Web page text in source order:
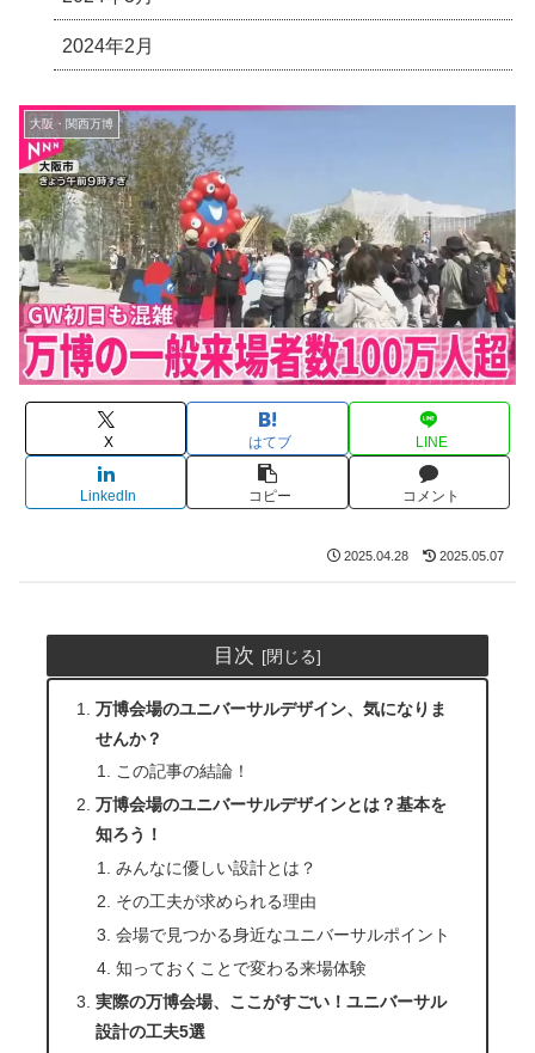
2024年2月
大阪・関西万博
X はてブ LINE
LinkedIn コピー コメント
2025.04.28 2025.05.07
目次
万博会場のユニバーサルデザイン、気になりま
せんか？
この記事の結論！
万博会場のユニバーサルデザインとは？基本を
知ろう！
みんなに優しい設計とは？
その工夫が求められる理由
会場で見つかる身近なユニバーサルポイント
知っておくことで変わる来場体験
実際の万博会場、ここがすごい！ユニバーサル
設計の工夫5選